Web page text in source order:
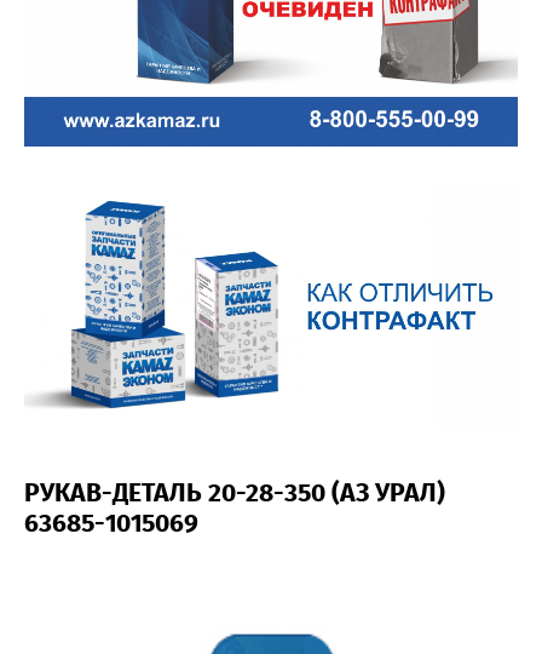
РУКАВ-ДЕТАЛЬ 20-28-350 (АЗ УРАЛ)
63685-1015069